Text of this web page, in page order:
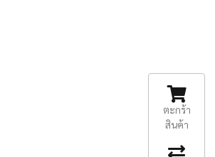
ตะกร้า
สินค้า